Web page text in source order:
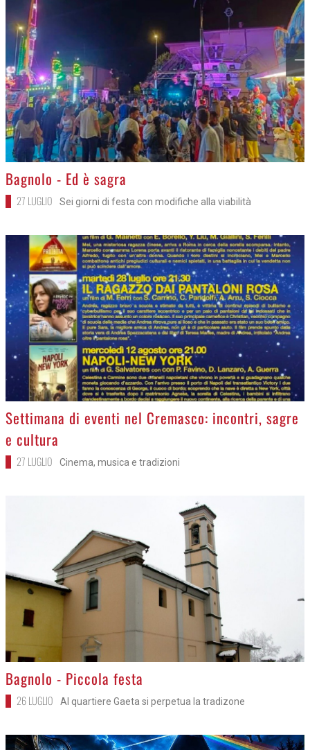
>
Bagnolo - Ed è sagra
27 LUGLIO Sei giorni di festa con modifiche alla viabilità
>
Settimana di eventi nel Cremasco: incontri, sagre
e cultura
27 LUGLIO Cinema, musica e tradizioni
>
Bagnolo - Piccola festa
26 LUGLIO Al quartiere Gaeta si perpetua la tradizone